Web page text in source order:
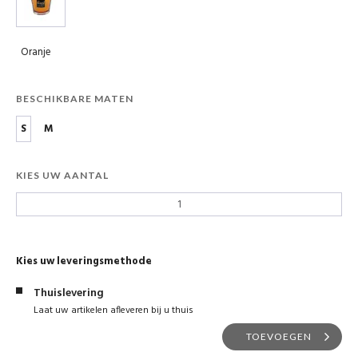
Oranje
BESCHIKBARE MATEN
S M
KIES UW AANTAL
Kies uw leveringsmethode
Thuislevering
Laat uw artikelen afleveren bij u thuis
TOEVOEGEN